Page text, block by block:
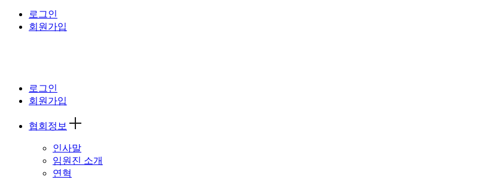
로그인
회원가입
로그인
회원가입
협회정보
인사말
임원진 소개
연혁